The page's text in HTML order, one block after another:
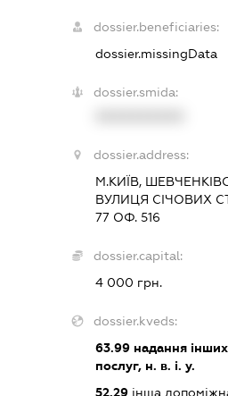
dossier.beneficiaries:
dossier.missingData
dossier.smida:
dossier.address:
М.КИЇВ,
ВУЛИЦЯ СІЧОВИХ
77 ОФ. 516
dossier.capital:
4 000 грн.
dossier.kveds:
63.99 надання
послуг, н. в. і. у.
52.29 інша